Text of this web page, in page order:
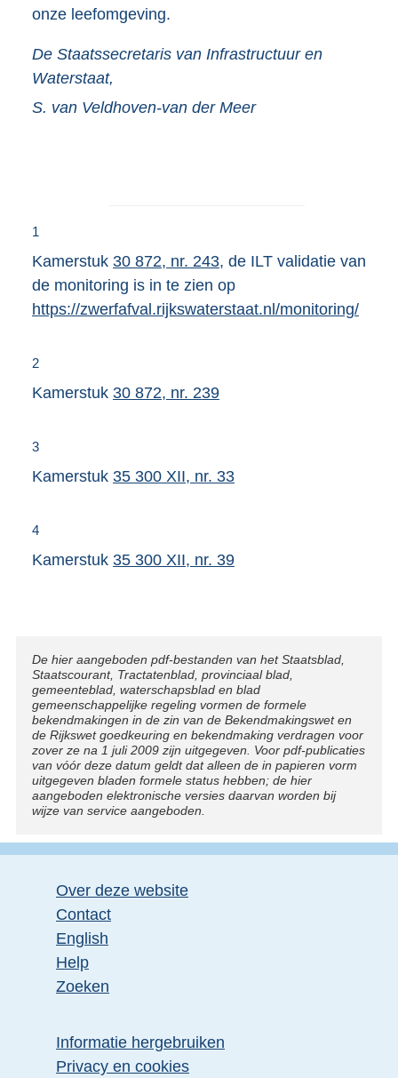
onze leefomgeving.
De Staatssecretaris van Infrastructuur en
Waterstaat,
S. van Veldhoven-van der Meer
1
Kamerstuk 30 872, nr. 243, de ILT validatie van
de monitoring is in te zien op
https://zwerfafval.rijkswaterstaat.nl/monitoring/
2
Kamerstuk 30 872, nr. 239
3
Kamerstuk 35 300 XII, nr. 33
4
Kamerstuk 35 300 XII, nr. 39
Disclaimer
De hier aangeboden pdf-bestanden van het Staatsblad,
Staatscourant, Tractatenblad, provinciaal blad,
gemeenteblad, waterschapsblad en blad
gemeenschappelijke regeling vormen de formele
bekendmakingen in de zin van de Bekendmakingswet en
de Rijkswet goedkeuring en bekendmaking verdragen voor
zover ze na 1 juli 2009 zijn uitgegeven. Voor pdf-publicaties
van vóór deze datum geldt dat alleen de in papieren vorm
uitgegeven bladen formele status hebben; de hier
aangeboden elektronische versies daarvan worden bij
wijze van service aangeboden.
Over deze website
Contact
English
Help
Zoeken
Informatie hergebruiken
Privacy en cookies